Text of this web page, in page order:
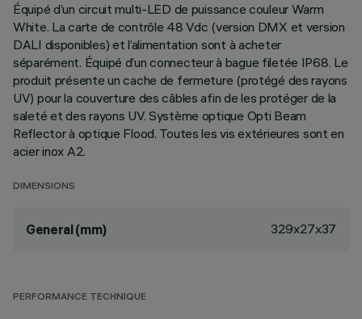
Équipé d’un circuit multi-LED de puissance couleur Warm
White. La carte de contrôle 48 Vdc (version DMX et version
DALI disponibles) et l’alimentation sont à acheter
séparément. Équipé d’un connecteur à bague filetée IP68. Le
produit présente un cache de fermeture (protégé des rayons
UV) pour la couverture des câbles afin de les protéger de la
saleté et des rayons UV. Système optique Opti Beam
Reflector à optique Flood. Toutes les vis extérieures sont en
acier inox A2.
DIMENSIONS
General (mm) 329x27x37
PERFORMANCE TECHNIQUE